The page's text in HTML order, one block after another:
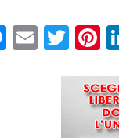
Email